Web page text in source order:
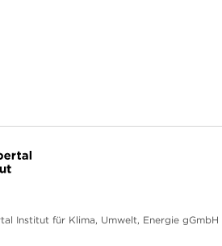
Institut für Klima, Umwelt, Energie gGmbH